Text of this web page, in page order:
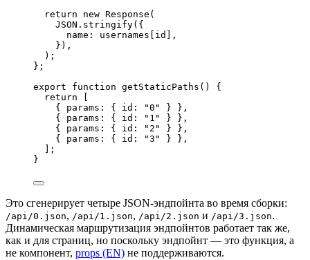
return new Response (
JSON . stringify( {
name: usernames[id]
,
} ) ,
) ;
} ;
export
function getStaticPaths ()
{
return
{ params: { id:
"0 " } } ,
{ params: { id:
" 1 " } } ,
{ params: { id:
" 2 " } } ,
{ params: { id:
"3 " } } ,
];
}
Это сгенерирует четыре JSON-эндпойнта во время сборки:
/api/0.json, /api/1.json, /api/2.json и /api/3.json.
Динамическая маршрутизация эндпойнтов работает так же,
как и для страниц, но поскольку эндпойнт — это функция, а
не компонент, props (EN) не поддерживаются.